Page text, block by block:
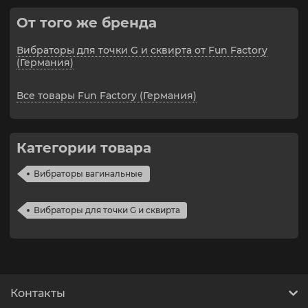
От того же бренда
Вибраторы для точки G и сквирта от Fun Factory
(Германия)
Все товары Fun Factory (Германия)
Категории товара
Вибраторы вагинальные
Вибраторы для точки G и сквирта
Контакты